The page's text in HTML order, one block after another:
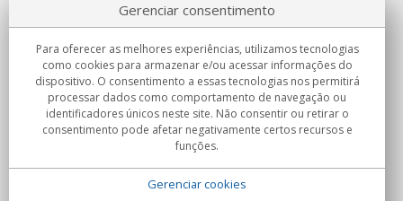
Sobre nosotros
Compromissos
Compras
Gerenciar consentimento
Para oferecer as melhores experiências, utilizamos tecnologias
como cookies para armazenar e/ou acessar informações do
dispositivo. O consentimento a essas tecnologias nos permitirá
processar dados como comportamento de navegação ou
identificadores únicos neste site. Não consentir ou retirar o
consentimento pode afetar negativamente certos recursos e
funções.
Gerenciar cookies